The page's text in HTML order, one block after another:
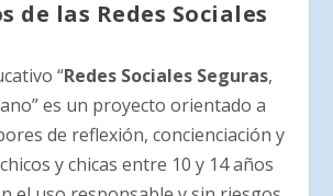
de las Redes Sociales
“Redes Sociales Seguras,
es un proyecto orientado a
de reflexión, concienciación y
y chicas entre 10 y 14 años